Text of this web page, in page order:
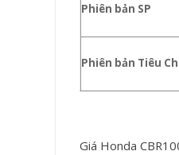
Phiên bản SP
Phiên bản Tiêu
Giá Honda